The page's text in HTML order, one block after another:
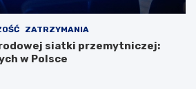
ZATRZYMANIA
siatki przemytniczej:
w Polsce